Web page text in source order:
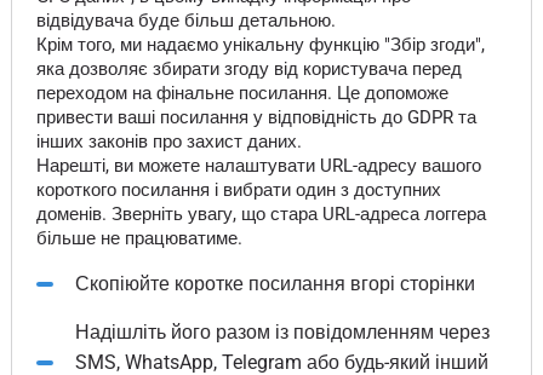
відвідувача буде більш детальною.
Крім того, ми надаємо унікальну функцію "Збір згоди",
яка дозволяє збирати згоду від користувача перед
переходом на фінальне посилання. Це допоможе
привести ваші посилання у відповідність до GDPR та
інших законів про захист даних.
Нарешті, ви можете налаштувати URL-адресу вашого
короткого посилання і вибрати один з доступних
доменів. Зверніть увагу, що стара URL-адреса логгера
більше не працюватиме.
Скопіюйте коротке посилання вгорі сторінки
Надішліть його разом із повідомленням через
SMS, WhatsApp, Telegram або будь-який інший